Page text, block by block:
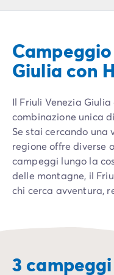
Campeggio Toscana
Campeggio Firenze
Campeggio Livorno
Campeggio Marina
Campeggio San
Campeggio
Campeggio Veneto
Campeggio Caorle
Campeggio Lazise
Campeggio
Campeggio Dalmazia
Giulia con
Il Friuli Venezia
combinazione unica di
Se stai cercando
regione offre diverse
campeggi lungo la
delle montagne, il
chi cerca avventura,
3